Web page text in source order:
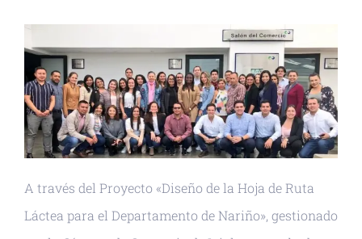
A través del Proyecto «Diseño de la Hoja de Ruta
Láctea para el Departamento de Nariño», gestionado